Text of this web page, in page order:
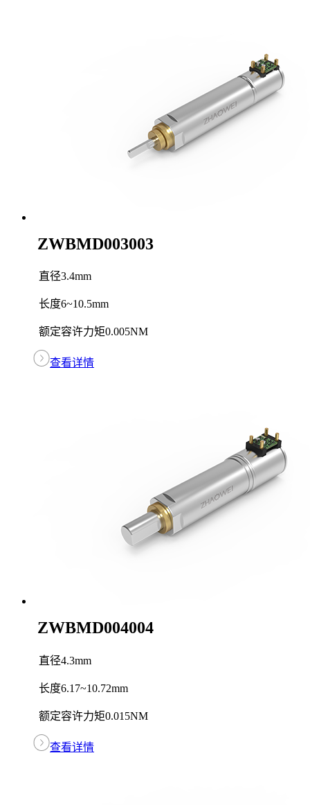
ZWBMD003003
直径3.4mm
长度6~10.5mm
额定容许力矩0.005NM
查看详情
ZWBMD004004
直径4.3mm
长度6.17~10.72mm
额定容许力矩0.015NM
查看详情